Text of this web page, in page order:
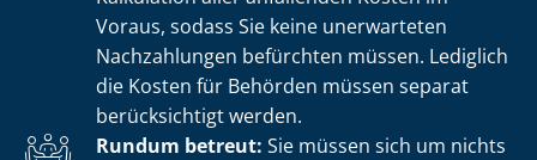
Voraus, sodass Sie keine unerwarteten
Nachzahlungen befürchten müssen. Lediglich
die Kosten für Behörden müssen separat
berücksichtigt werden.
Rundum betreut: Sie müssen sich um nichts